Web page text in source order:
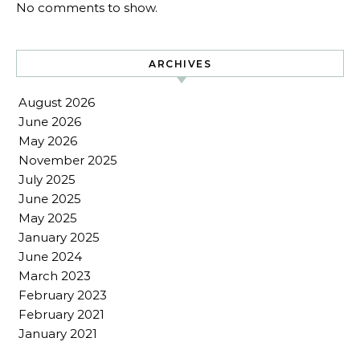
No comments to show.
ARCHIVES
August 2026
June 2026
May 2026
November 2025
July 2025
June 2025
May 2025
January 2025
June 2024
March 2023
February 2023
February 2021
January 2021